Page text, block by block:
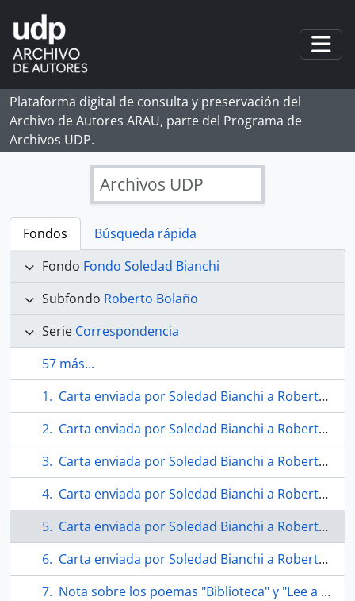
Skip to main content
Plataforma digital de consulta y preservación del
Archivo de Autores ARAU, parte del Programa de
Archivos UDP.
Archivos UDP
Fondos
Búsqueda rápida
Fondo Fondo Soledad Bianchi
Subfondo Roberto Bolaño
Serie Correspondencia
57 más...
Carta enviada por Soledad Bianchi a Roberto Bolaño
Carta enviada por Soledad Bianchi a Roberto Bolaño
Carta enviada por Soledad Bianchi a Roberto Bolaño
Carta enviada por Soledad Bianchi a Roberto Bolaño
Carta enviada por Soledad Bianchi a Roberto Bolaño
Carta enviada por Soledad Bianchi a Roberto Bolaño
Nota sobre los poemas "Biblioteca" y "Lee a los viejos poetas" enviada por Roberto Bolaño a Soledad Bianchi